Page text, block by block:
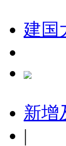
建国
新增
|